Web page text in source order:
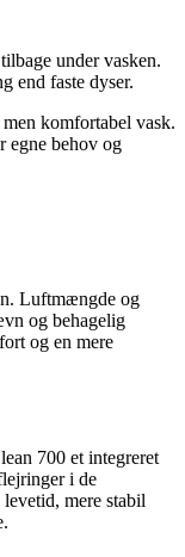
under vasken.
end faste dyser.
komfortabel vask.
egne behov og
Luftmængde og
og behagelig
og en mere
700 et integreret
i de
mere stabil